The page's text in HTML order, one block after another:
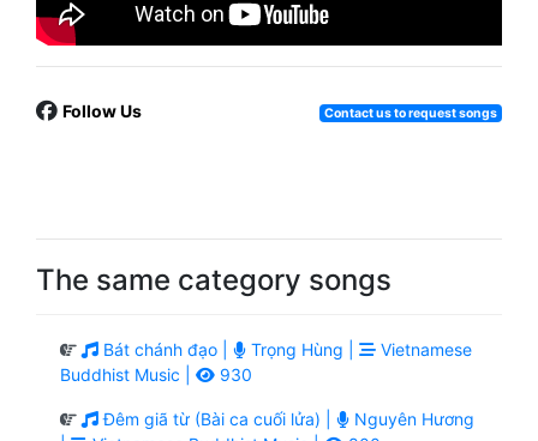
Follow Us Contact us to request songs
The same category songs
Bát chánh đạo | Trọng Hùng |
Vietnamese
Buddhist Music |
930
Đêm giã từ (Bài ca cuối lửa) |
Nguyên Hương